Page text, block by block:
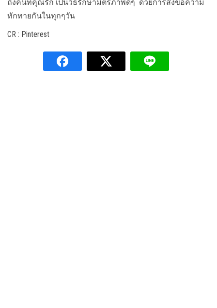
ถึงคนที่คุณรัก เป็นวิธีรักษามิตรภาพดีๆ ด้วยการส่งข้อความ
ทักทายกันในทุกๆวัน
CR : Pinterest